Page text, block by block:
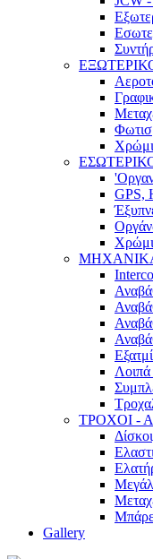
GPS,
ΤΡΟΧΟΙ -
Gallery